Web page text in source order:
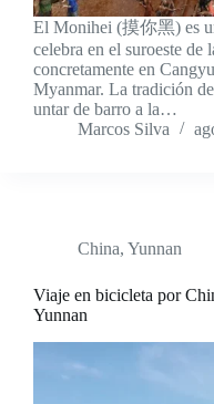
El Monihei (摸你黑) es
celebra en el suroeste de
concretamente en
Myanmar. La tradición
untar de barro a la…
Marcos Silva
China, Yunnan
Viaje en bicicleta por
Yunnan